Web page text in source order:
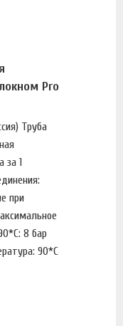
Pro
Труба
за 1
при
8 бар
90*С